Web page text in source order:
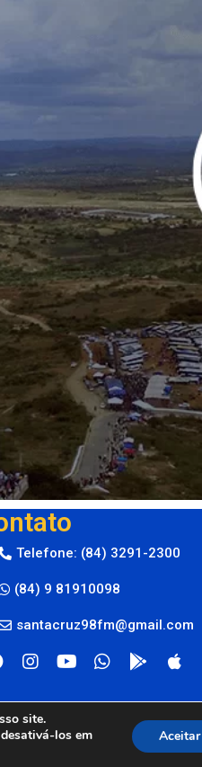
Telefone: (84) 3291-2300
(84) 9 81910098
santacruz98fm@gmail.com
site.
los em
Aceitar